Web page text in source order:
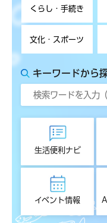
くらし・手続き
文化・スポーツ
キーワードから
生活便利ナビ
イベント情報